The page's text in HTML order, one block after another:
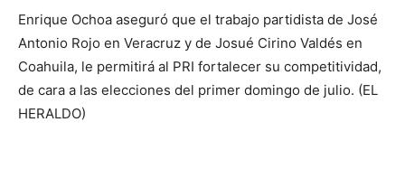
Enrique Ochoa aseguró que el trabajo partidista de José
Antonio Rojo en Veracruz y de Josué Cirino Valdés en
Coahuila, le permitirá al PRI fortalecer su competitividad,
de cara a las elecciones del primer domingo de julio. (EL
HERALDO)